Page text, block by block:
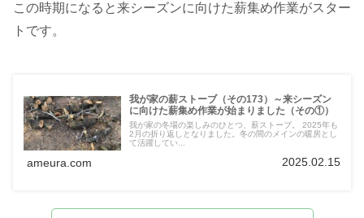
この時期になると来シーズンに向けた薪集め作業がスター
トです。
我が家の薪ストーブ（その173）～来シーズン
に向けた薪集め作業が始まりました（その①）
我が家の冬場の楽しみのひとつ、薪ストーブ。 2025年も
2月の折り返しとなりました。冬の間のメインの暖房とし
て活躍してい...
ameura.com 2025.02.15